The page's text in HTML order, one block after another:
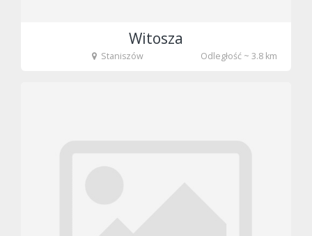
Witosza
Staniszów Odległość ~ 3.8 km